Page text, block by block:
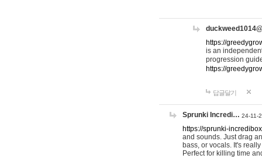
https://
is an
progression
https://
답글달기
Sprunki Incredi… 24-11-
https://sprunki-
and sounds. Just drag
bass, or vocals. It's
Perfect for killing time